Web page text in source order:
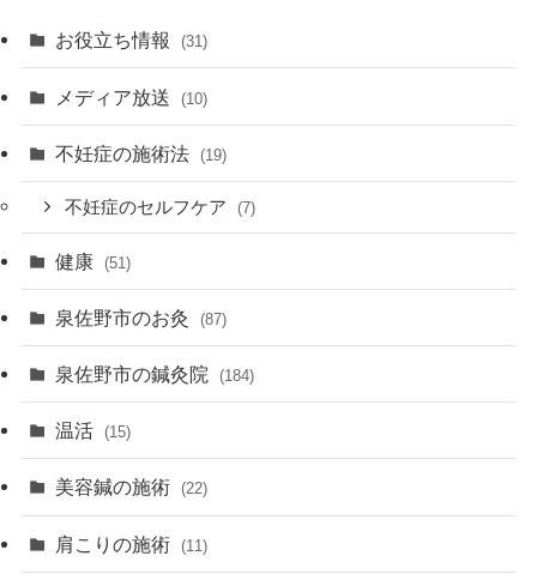
お役立ち情報 (31)
メディア放送 (10)
不妊症の施術法 (19)
不妊症のセルフケア (7)
健康 (51)
泉佐野市のお灸 (87)
泉佐野市の鍼灸院 (184)
温活 (15)
美容鍼の施術 (22)
肩こりの施術 (11)